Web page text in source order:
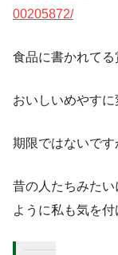
00205872/
食品に書かれて
おいしいめやす
期限ではないです
昔の人たちみた
ように私も気を付